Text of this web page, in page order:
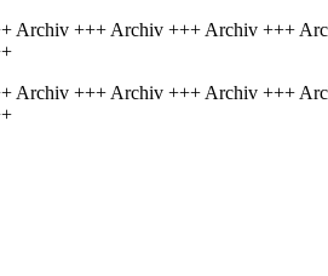
+++ Archiv +++ Archiv +++
+++ Archiv +++ Archiv +++